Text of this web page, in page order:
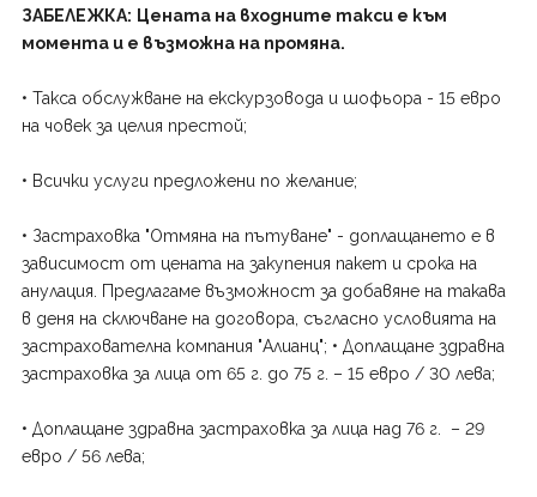
ЗАБЕЛЕЖКА: Цената на входните такси е към
момента и е възможна на промяна.
• Такса обслужване на екскурзовода и шофьора - 15 евро
на човек за целия престой;
• Всички услуги предложени по желание;
• Застраховка "Отмяна на пътуване" - доплащането е в
зависимост от цената на закупения пакет и срока на
анулация. Предлагаме възможност за добавяне на такава
в деня на сключване на договора, съгласно условията на
застрахователна компания "Алианц"; • Доплащане здравна
застраховка за лица от 65 г. до 75 г. – 15 евро / 30 лева;
• Доплащане здравна застраховка за лица над 76 г. – 29
евро / 56 лева;